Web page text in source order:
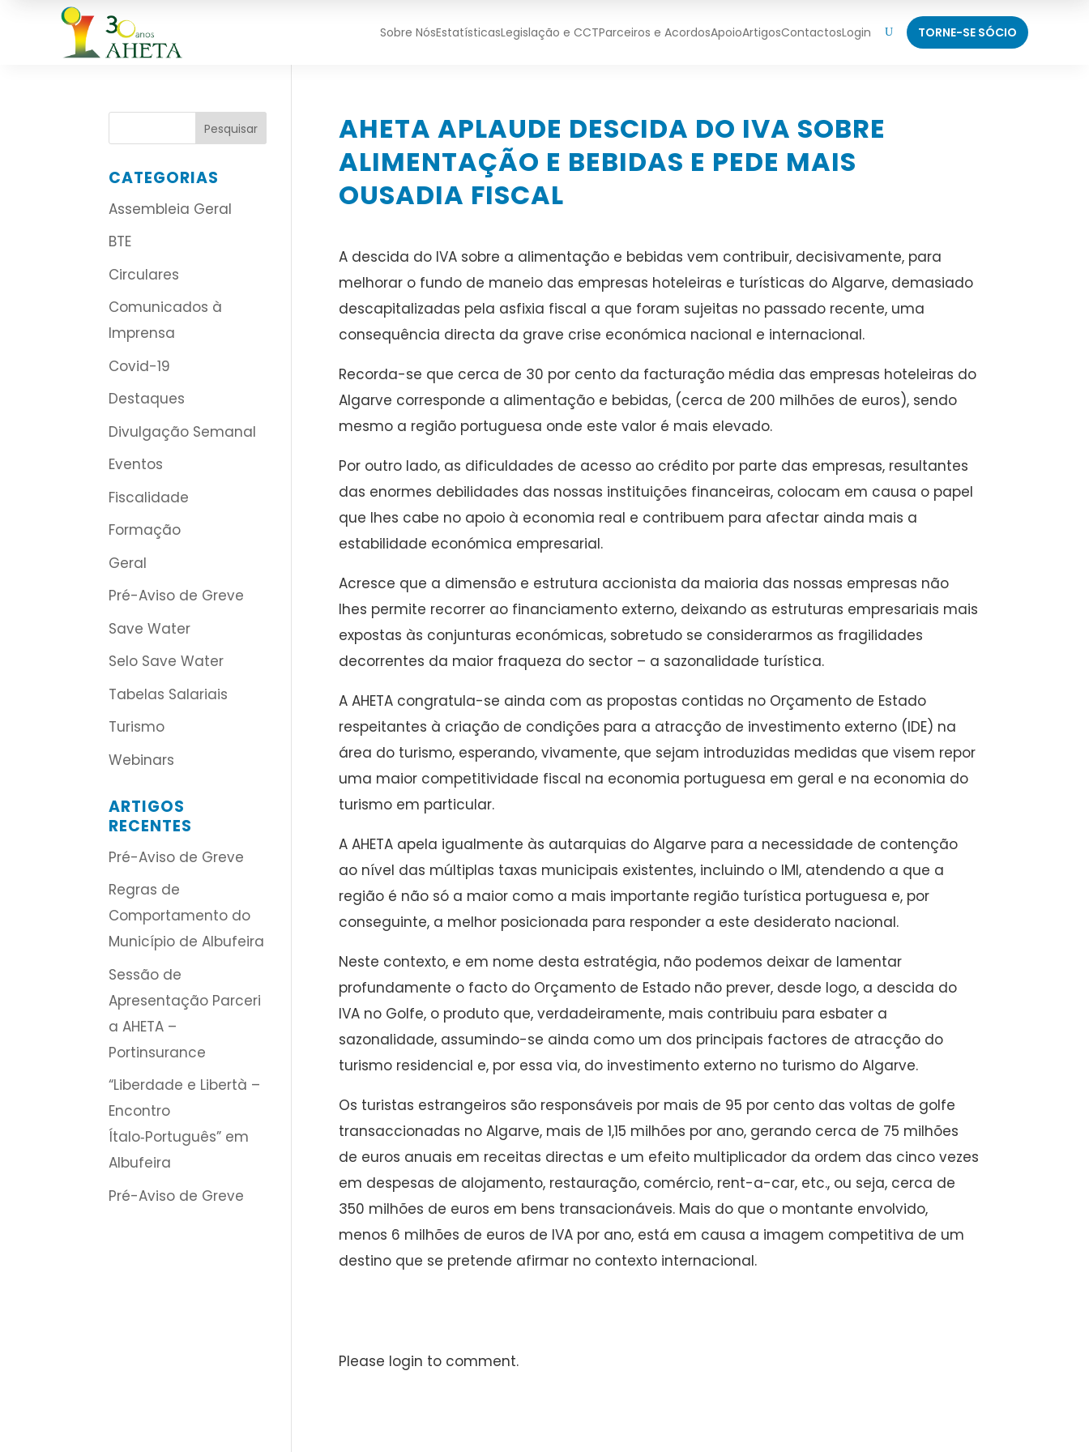
Sobre NósEstatísticasLegislação e CCTParceiros e AcordosApoioArtigosContactosLogin U TORNE-SE SÓCIO
AHETA APLAUDE DESCIDA DO IVA SOBRE
ALIMENTAÇÃO E BEBIDAS E PEDE MAIS
OUSADIA FISCAL
A descida do IVA sobre a alimentação e bebidas vem contribuir, decisivamente, para
melhorar o fundo de maneio das empresas hoteleiras e turísticas do Algarve, demasiado
descapitalizadas pela asfixia fiscal a que foram sujeitas no passado recente, uma
consequência directa da grave crise económica nacional e internacional.
Recorda-se que cerca de 30 por cento da facturação média das empresas hoteleiras do
Algarve corresponde a alimentação e bebidas, (cerca de 200 milhões de euros), sendo
mesmo a região portuguesa onde este valor é mais elevado.
Por outro lado, as dificuldades de acesso ao crédito por parte das empresas, resultantes
das enormes debilidades das nossas instituições financeiras, colocam em causa o papel
que lhes cabe no apoio à economia real e contribuem para afectar ainda mais a
estabilidade económica empresarial.
Acresce que a dimensão e estrutura accionista da maioria das nossas empresas não
lhes permite recorrer ao financiamento externo, deixando as estruturas empresariais mais
expostas às conjunturas económicas, sobretudo se considerarmos as fragilidades
decorrentes da maior fraqueza do sector – a sazonalidade turística.
A AHETA congratula-se ainda com as propostas contidas no Orçamento de Estado
respeitantes à criação de condições para a atracção de investimento externo (IDE) na
área do turismo, esperando, vivamente, que sejam introduzidas medidas que visem repor
uma maior competitividade fiscal na economia portuguesa em geral e na economia do
turismo em particular.
A AHETA apela igualmente às autarquias do Algarve para a necessidade de contenção
ao nível das múltiplas taxas municipais existentes, incluindo o IMI, atendendo a que a
região é não só a maior como a mais importante região turística portuguesa e, por
conseguinte, a melhor posicionada para responder a este desiderato nacional.
Neste contexto, e em nome desta estratégia, não podemos deixar de lamentar
profundamente o facto do Orçamento de Estado não prever, desde logo, a descida do
IVA no Golfe, o produto que, verdadeiramente, mais contribuiu para esbater a
sazonalidade, assumindo-se ainda como um dos principais factores de atracção do
turismo residencial e, por essa via, do investimento externo no turismo do Algarve.
Os turistas estrangeiros são responsáveis por mais de 95 por cento das voltas de golfe
transaccionadas no Algarve, mais de 1,15 milhões por ano, gerando cerca de 75 milhões
de euros anuais em receitas directas e um efeito multiplicador da ordem das cinco vezes
em despesas de alojamento, restauração, comércio, rent-a-car, etc., ou seja, cerca de
350 milhões de euros em bens transacionáveis. Mais do que o montante envolvido,
menos 6 milhões de euros de IVA por ano, está em causa a imagem competitiva de um
destino que se pretende afirmar no contexto internacional.
Please login to comment.
CATEGORIAS
Assembleia Geral
BTE
Circulares
Comunicados à
Imprensa
Covid-19
Destaques
Divulgação Semanal
Eventos
Fiscalidade
Formação
Geral
Pré-Aviso de Greve
Save Water
Selo Save Water
Tabelas Salariais
Turismo
Webinars
ARTIGOS
RECENTES
Pré-Aviso de Greve
Regras de
Comportamento do
Município de Albufeira
Sessão de
Apresentação Parceri
a AHETA –
Portinsurance
“Liberdade e Libertà –
Encontro
Ítalo‑Português” em
Albufeira
Pré-Aviso de Greve